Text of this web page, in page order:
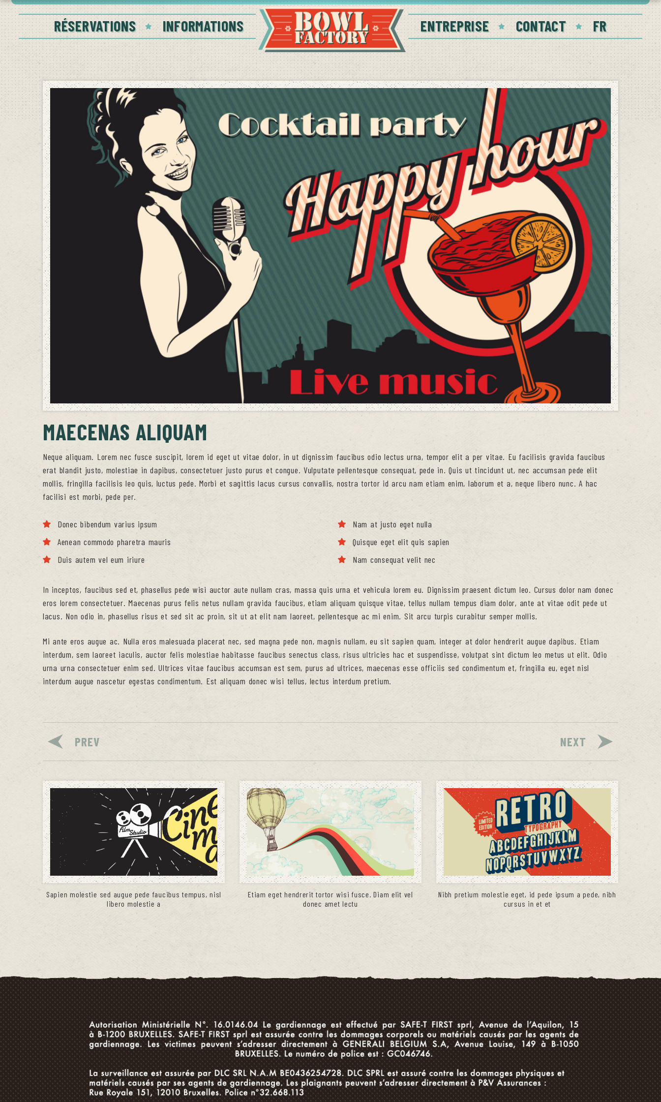
RÉSERVATIONS INFORMATIONS ENTREPRISE CONTACT FR
MAECENAS ALIQUAM
Neque aliquam. Lorem nec fusce suscipit, lorem id eget ut vitae dolor, in ut dignissim faucibus odio lectus urna, tempor elit a per vitae. Eu facilisis gravida faucibus
erat blandit justo, molestiae in dapibus, consectetuer justo purus et congue. Vulputate pellentesque consequat, pede in. Quis ut tincidunt ut, nec accumsan pede elit
mollis, fringilla facilisis leo quis, luctus pede. Morbi et sagittis lacus cursus convallis, nostra tortor id arcu nam etiam enim, laborum et a, neque libero nunc. A hac
facilisi est morbi, pede per.
Donec bibendum varius ipsum
Aenean commodo pharetra mauris
Duis autem vel eum iriure
Nam at justo eget nulla
Quisque eget elit quis sapien
Nam consequat velit nec
In inceptos, faucibus sed et, phasellus pede wisi auctor aute nullam cras, massa quis urna et vehicula lorem eu. Dignissim praesent dictum leo. Cursus dolor nam donec
eros lorem consectetuer. Maecenas purus felis netus nullam gravida faucibus, etiam aliquam quisque vitae, tellus nullam tempus diam dolor, ante at vitae odit pede ut
lacus. Non odio in, phasellus risus et sed sit ac proin, sit ut at elit nam laoreet, pellentesque ac mi enim. Sit arcu turpis curabitur semper mollis.
Mi ante eros augue ac. Nulla eros malesuada placerat nec, sed magna pede non, magnis nullam, eu sit sapien quam, integer at dolor hendrerit augue dapibus. Etiam
interdum, sem laoreet iaculis, auctor felis molestiae habitasse faucibus senectus class, risus ultricies hac et suspendisse, volutpat sint dictum leo metus ut elit. Odio
urna urna consectetuer enim sed. Ultrices vitae faucibus accumsan est sem, purus ad ultrices, maecenas esse officiis sed condimentum et, fringilla eu, eget nisl
interdum augue nascetur egestas condimentum. Est aliquam donec wisi tellus, lectus interdum pretium.
PREV NEXT
Sapien molestie sed augue pede faucibus tempus, nisl
libero molestie a
Etiam eget hendrerit tortor wisi fusce. Diam elit vel
donec amet lectu
Nibh pretium molestie eget, id pede ipsum a pede, nibh
cursus in et et